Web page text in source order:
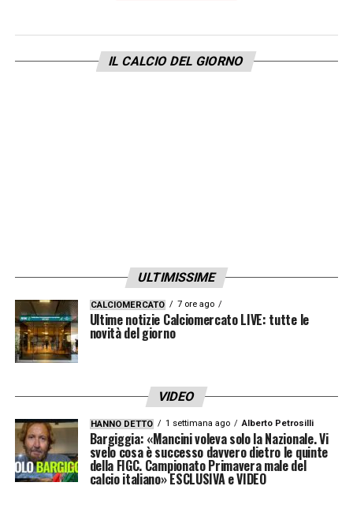
Il dirigente tedesco rappresenta un profilo
Krösche Milan, alternativa dopo lo
stop di Rangnick
L’eventuale pista
momento delicato, soprattutto dopo il rifiuto,
almeno temporaneo, diRalf Rangnick
dell’Austriaha infatti deciso di concentrarsi
sul proprio incarico in vista delMondiale,
rallentando i piani rossoneri.
IL CALCIO DEL GIORNO
ULTIMISSIME
CALCIOMERCATO 7 ore ago
Ultime notizie Calciomercato LIVE: tutte le
novità del giorno
VIDEO
HANNO DETTO 1 settimana ago Alberto Petrosilli
Bargiggia: «Mancini voleva solo la Nazionale. Vi
svelo cosa è successo davvero dietro le quinte
della FIGC. Campionato Primavera male del
calcio italiano» ESCLUSIVA e VIDEO